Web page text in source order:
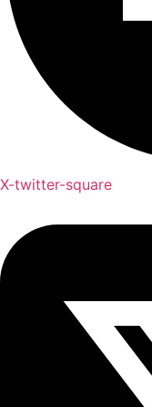
X-twitter-square